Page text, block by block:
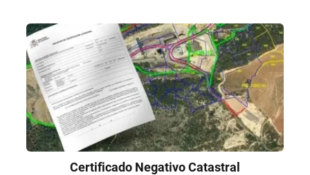
Certificado Negativo Catastral